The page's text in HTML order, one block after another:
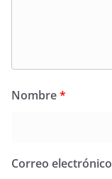
Nombre*
Correo electrónico